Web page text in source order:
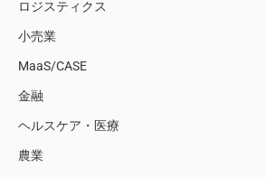
ロジスティクス
小売業
MaaS/CASE
金融
ヘルスケア・医療
農業